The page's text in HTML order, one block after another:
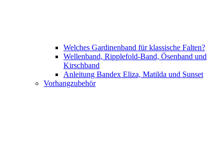
Welches Gardinenband für klassische Falten?
Wellenband, Ripplefold-Band, Ösenband und
Kirschband
Anleitung Bandex Eliza, Matilda und Sunset
Vorhangzubehör